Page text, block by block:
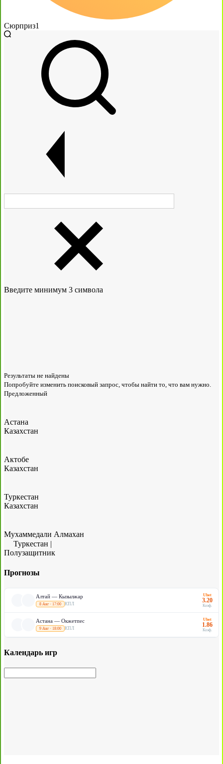
Сюрприз1
Введите минимум 3 символа
Результаты не найдены
Попробуйте изменить поисковый запрос, чтобы найти то, что вам нужно.
Предложенный
Астана
Казахстан
Актобе
Казахстан
Туркестан
Казахстан
Мухаммедали Алмахан
Туркестан |
Полузащитник
Прогнозы
Алтай — Кызылжар
8 Авг · 17:00 КПЛ
Ubet
3.20
Коэф.
Астана — Окжетпес
9 Авг · 18:00 КПЛ
Ubet
1.86
Коэф.
Календарь игр